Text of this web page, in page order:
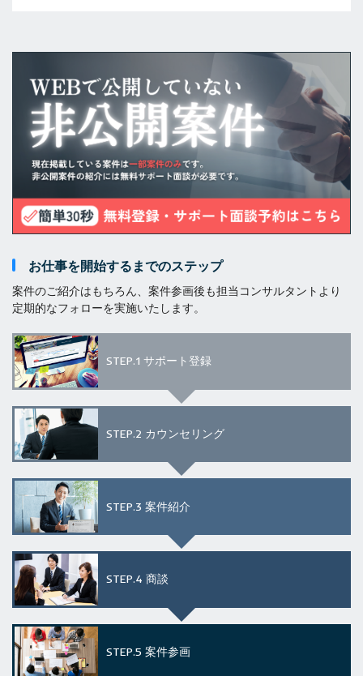
お仕事を開始するまでのステップ
案件のご紹介はもちろん、案件参画後も担当コンサルタントより
定期的なフォローを実施いたします。
STEP.1 サポート登録
STEP.2 カウンセリング
STEP.3 案件紹介
STEP.4 商談
STEP.5 案件参画